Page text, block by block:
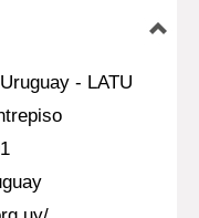
- LATU